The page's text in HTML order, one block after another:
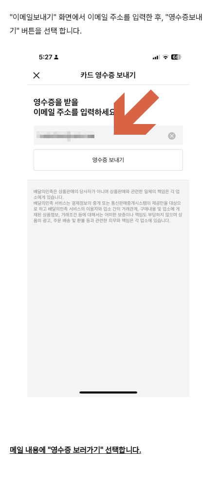
"이메일보내기" 화면에서 이메일 주소를 입력한 후, "영수증보내
기" 버튼을 선택 합니다.
메일 내용에 "영수증 보러가기" 선택합니다.